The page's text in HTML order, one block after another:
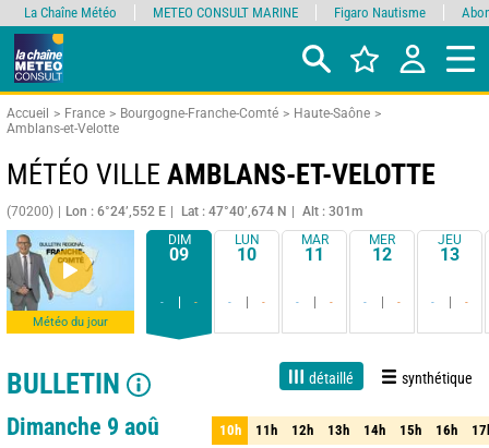
Accueil France Bourgogne-Franche-Comté
Haute-Saône
Amblans-et-Velotte
MÉTÉO VILLE AMBLANS-ET-VELOTTE
(70200) Lon : 6°24’,552 E Lat : 47°40’,674 N Alt : 301m
Météo du jour
DIM
09
- -
LUN
10
- -
MAR
11
- -
MER
12
- -
JEU
13
- -
BULLETIN détaillé synthétique
Live 1 jour 3 jours 15 jours Fiabilité 80%
Dimanche 9 aoû 10h 11h 12h 13h 14h 15h 16h
10h 11h 12h 13h 14h 15h 16h
La Chaîne Météo METEO CONSULT MARINE Figaro Nautisme